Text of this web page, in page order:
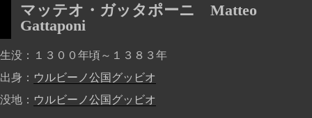
マッテオ・ガッタポーニ Matteo
Gattaponi
生没
１３００年頃～１３８３年
出身
ウルビーノ公国 グッビオ
没地
ウルビーノ公国 グッビオ